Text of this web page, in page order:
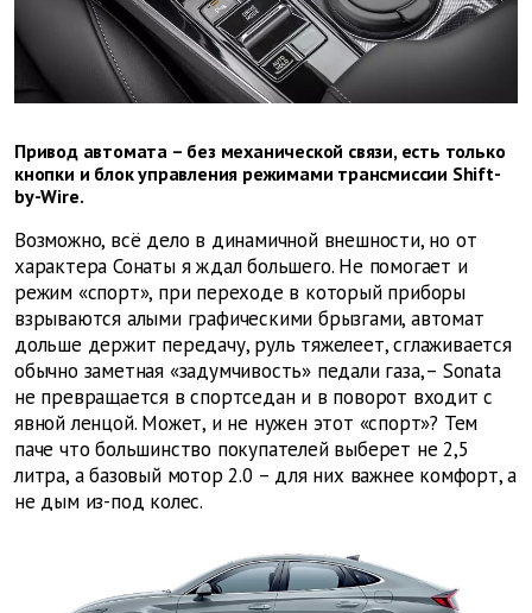
Привод автомата – без механической связи, есть только
кнопки и блок управления ­режимами трансмиссии Shift-
by-Wire.
Возможно, всё дело в динамичной внешности, но от
характера Сонаты я ждал большего. Не помогает и
режим «спорт», при переходе в который приборы
взрываются алыми графическими брызгами, автомат
дольше держит передачу, руль тяжелеет, сглаживается
обычно заметная «задумчивость» педали газа, – Sonata
не превращается в спортседан и в поворот входит с
явной ленцой. Может, и не нужен этот «спорт»? Тем
паче что большинство покупателей выберет не 2,5
литра, а базовый мотор 2.0 – для них важнее комфорт, а
не дым из-под колес.